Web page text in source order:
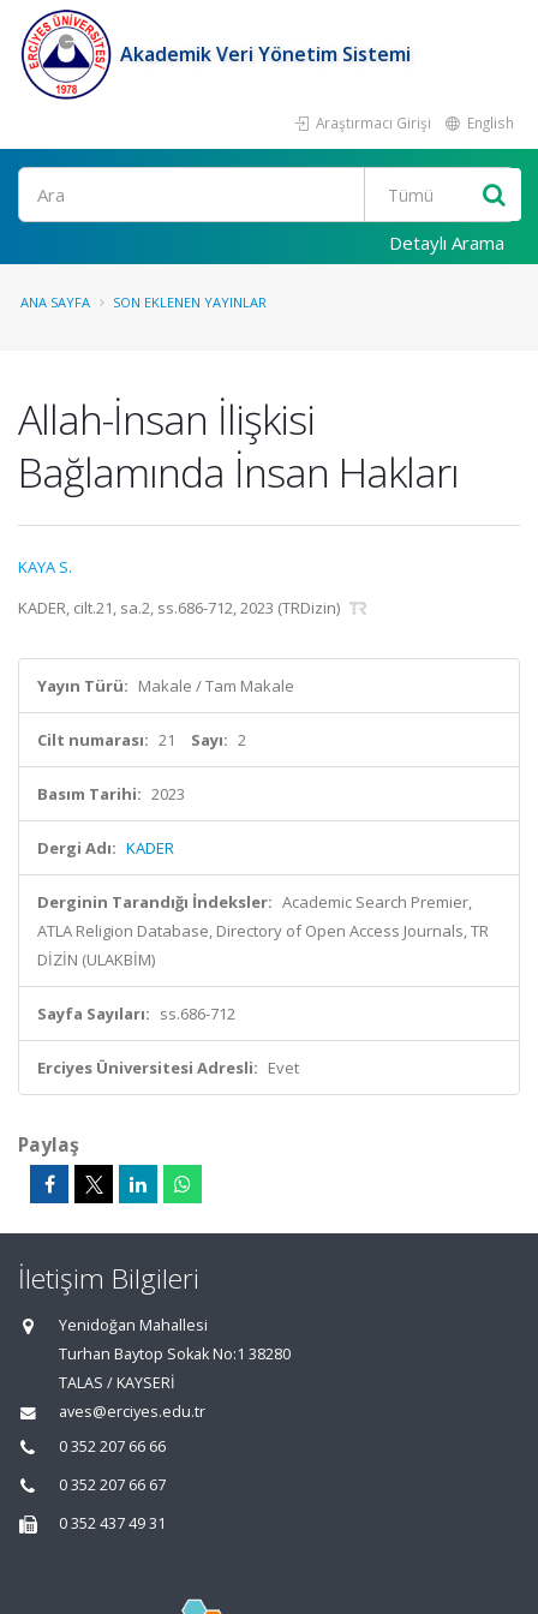
Akademik Veri Yönetim Sistemi
Araştırmacı Girişi English
Ara
Detaylı Arama
ANA SAYFA SON EKLENEN YAYINLAR
Allah-İnsan İlişkisi
Bağlamında İnsan Hakları
KAYA S.
KADER, cilt.21, sa.2, ss.686-712, 2023 (TRDizin)
Yayın Türü: Makale / Tam Makale
Cilt numarası: 21 Sayı: 2
Basım Tarihi: 2023
Dergi Adı: KADER
Derginin Tarandığı İndeksler: Academic Search Premier,
ATLA Religion Database, Directory of Open Access Journals, TR
DİZİN (ULAKBİM)
Sayfa Sayıları: ss.686-712
Erciyes Üniversitesi Adresli: Evet
Paylaş
İletişim Bilgileri
Yenidoğan Mahallesi
Turhan Baytop Sokak No:1 38280
TALAS / KAYSERİ
aves@erciyes.edu.tr
0 352 207 66 66
0 352 207 66 67
0 352 437 49 31